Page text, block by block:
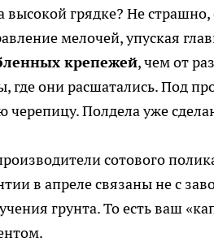
высокой грядке? Не
мелочей, упуская
крепежей, чем от
где они расшатались. Под
черепицу. Полдела уже
сотового
в апреле связаны не с
грунта. То есть ваш